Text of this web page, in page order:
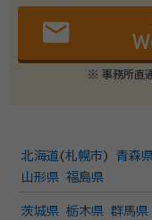
email
※ 事務所直通
北海道 (札幌市) 青森
山形県 福島県
茨城県 栃木県 群馬県